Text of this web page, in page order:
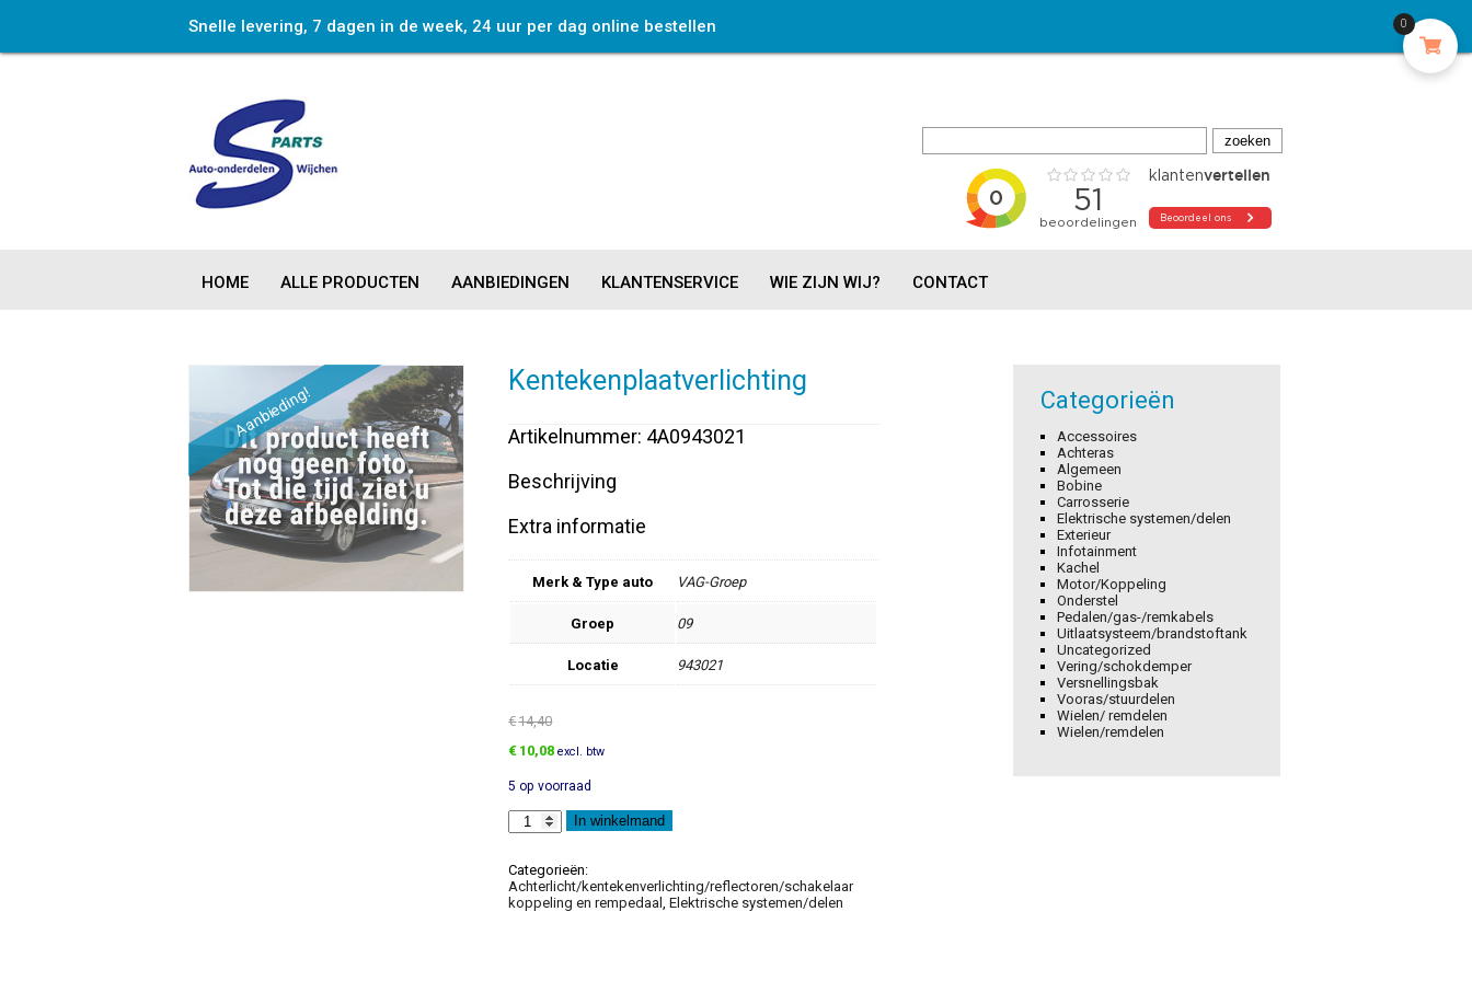
Snelle levering, 7 dagen in de week, 24 uur per dag online bestellen
HOME ALLE PRODUCTEN AANBIEDINGEN KLANTENSERVICE WIE ZIJN WIJ? CONTACT
Aanbieding!
Kentekenplaatverlichting
Artikelnummer: 4A0943021
Beschrijving
Extra informatie
Merk & Type auto VAG-Groep
Groep 09
Locatie 943021
€14,40
Oorspronkelijke
was:
€14,40.
€ 10,08Huidige
is:
€10,08.
excl. btw
5 op voorraad
Kentekenplaatverlichting
aantal
In winkelmand
Categorieën:
Achterlicht/kentekenverlichting/reflectoren/schakelaar
koppeling en rempedaal
,Elektrische systemen/delen
Categorieën
Accessoires
Achteras
Algemeen
Bobine
Carrosserie
Elektrische systemen/delen
Exterieur
Infotainment
Kachel
Motor/Koppeling
Onderstel
Pedalen/gas-/remkabels
Uitlaatsysteem/brandstoftank
Uncategorized
Vering/schokdemper
Versnellingsbak
Vooras/stuurdelen
Wielen/ remdelen
Wielen/remdelen
0